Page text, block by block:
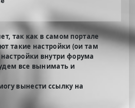
так как в самом портале
такие настройки (ои там
внутри форума
все вынимать и
вынести ссылку на